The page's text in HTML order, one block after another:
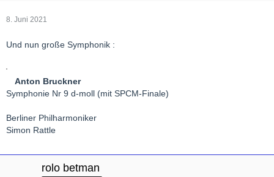
8. Juni 2021
Und nun große Symphonik :
Anton Bruckner
Symphonie Nr 9 d-moll (mit SPCM-Finale)
Berliner Philharmoniker
Simon Rattle
rolo betman